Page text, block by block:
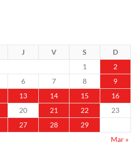
J V S
D
1
2
6 7 8
9
13 14 15
16
20 21 22
23
27 28
29
Mar »